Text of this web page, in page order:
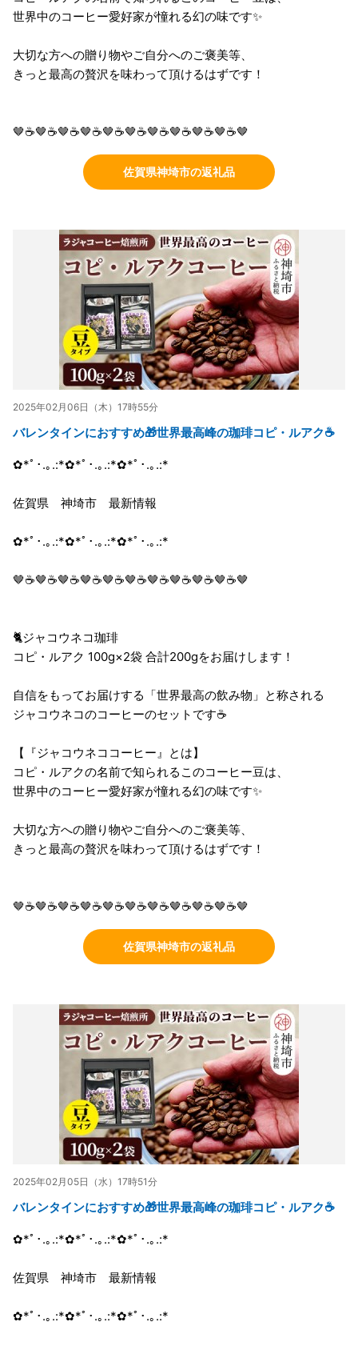
世界中のコーヒー愛好家が憧れる幻の味です✨
大切な方への贈り物やご自分へのご褒美等、
きっと最高の贅沢を味わって頂けるはずです！
🤎☕🤎☕🤎☕🤎☕🤎☕🤎☕🤎☕🤎☕🤎☕🤎☕🤎
佐賀県神埼市の返礼品
2025年02月06日（木）17時55分
バレンタインにおすすめ🎁世界最高峰の珈琲コピ・ルアク☕
✿*ﾟ･.｡.:*✿*ﾟ･.｡.:*✿*ﾟ･.｡.:*
佐賀県 神埼市 最新情報
✿*ﾟ･.｡.:*✿*ﾟ･.｡.:*✿*ﾟ･.｡.:*
🤎☕🤎☕🤎☕🤎☕🤎☕🤎☕🤎☕🤎☕🤎☕🤎☕🤎
🐈ジャコウネコ珈琲
コピ・ルアク 100g×2袋 合計200gをお届けします！
自信をもってお届けする「世界最高の飲み物」と称される
ジャコウネコのコーヒーのセットです☕
【『ジャコウネココーヒー』とは】
コピ・ルアクの名前で知られるこのコーヒー豆は、
世界中のコーヒー愛好家が憧れる幻の味です✨
大切な方への贈り物やご自分へのご褒美等、
きっと最高の贅沢を味わって頂けるはずです！
🤎☕🤎☕🤎☕🤎☕🤎☕🤎☕🤎☕🤎☕🤎☕🤎☕🤎
佐賀県神埼市の返礼品
2025年02月05日（水）17時51分
バレンタインにおすすめ🎁世界最高峰の珈琲コピ・ルアク☕
✿*ﾟ･.｡.:*✿*ﾟ･.｡.:*✿*ﾟ･.｡.:*
佐賀県 神埼市 最新情報
✿*ﾟ･.｡.:*✿*ﾟ･.｡.:*✿*ﾟ･.｡.:*